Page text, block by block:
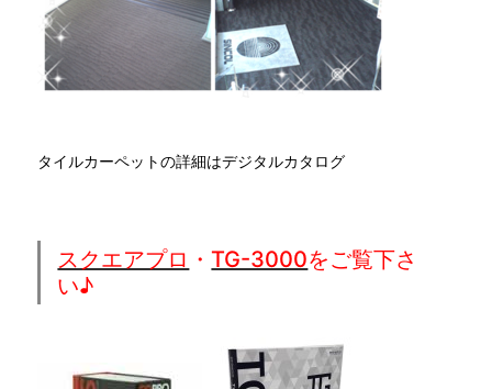
タイルカーペットの詳細はデジタルカタログ
スクエアプロ ・TG-3000をご覧下さ
い♪